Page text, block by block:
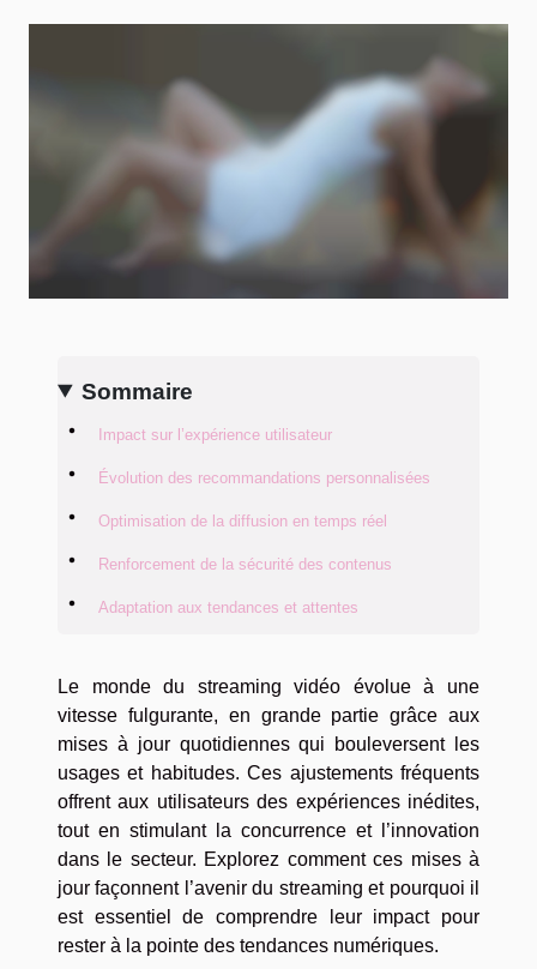
Sommaire
Impact sur l’expérience utilisateur
Évolution des recommandations personnalisées
Optimisation de la diffusion en temps réel
Renforcement de la sécurité des contenus
Adaptation aux tendances et attentes
Le monde du streaming vidéo évolue à une
vitesse fulgurante, en grande partie grâce aux
mises à jour quotidiennes qui bouleversent les
usages et habitudes. Ces ajustements fréquents
offrent aux utilisateurs des expériences inédites,
tout en stimulant la concurrence et l’innovation
dans le secteur. Explorez comment ces mises à
jour façonnent l’avenir du streaming et pourquoi il
est essentiel de comprendre leur impact pour
rester à la pointe des tendances numériques.